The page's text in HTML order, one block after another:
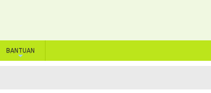
+
BANTUAN